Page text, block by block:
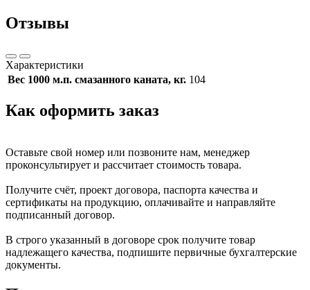
Отзывы
Характеристики
Вес 1000 м.п. смазанного каната, кг. 104
Как оформить заказ
Оставьте свой номер или позвоните нам, менеджер
проконсультирует и рассчитает стоимость товара.
Получите счёт, проект договора, паспорта качества и
сертификаты на продукцию, оплачивайте и направляйте
подписанный договор.
В строго указанный в договоре срок получите товар
надлежащего качества, подпишите первичные бухгалтерские
документы.